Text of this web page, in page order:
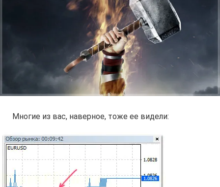
Многие из вас, наверное, тоже ее видели: